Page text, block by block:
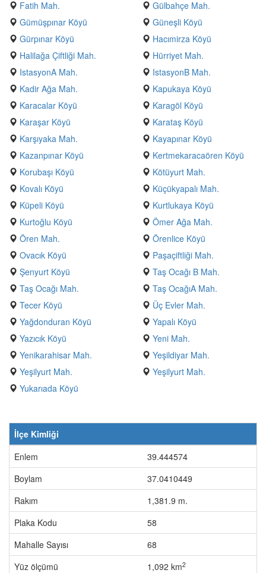
Fatih Mah.
Gülbahçe Mah.
Gümüşpınar Köyü
Güneşli Köyü
Gürpınar Köyü
Hacımirza Köyü
Halilağa Çiftliği Mah.
Hürriyet Mah.
IstasyonA Mah.
IstasyonB Mah.
Kadir Ağa Mah.
Kapukaya Köyü
Karacalar Köyü
Karagöl Köyü
Karaşar Köyü
Karataş Köyü
Karşıyaka Mah.
Kayapınar Köyü
Kazanpınar Köyü
Kertmekaracaören Köyü
Korubaşı Köyü
Kötüyurt Mah.
Kovalı Köyü
Küçükyapalı Mah.
Küpeli Köyü
Kurtlukaya Köyü
Kurtoğlu Köyü
Ömer Ağa Mah.
Ören Mah.
Örenlice Köyü
Ovacık Köyü
Paşaçiftliği Mah.
Şenyurt Köyü
Taş Ocağı B Mah.
Taş Ocağı Mah.
Taş OcağıA Mah.
Tecer Köyü
Üç Evler Mah.
Yağdonduran Köyü
Yapalı Köyü
Yazıcık Köyü
Yeni Mah.
Yenikarahisar Mah.
Yeşildiyar Mah.
Yeşilyurt Mah.
Yeşilyurt Mah.
Yukarıada Köyü
İlçe Kimliği
Enlem
39.444574
Boylam
37.0410449
Rakım
1,381.9 m.
Plaka Kodu
58
Mahalle Sayısı
68
Yüz ölçümü
1,092 km2